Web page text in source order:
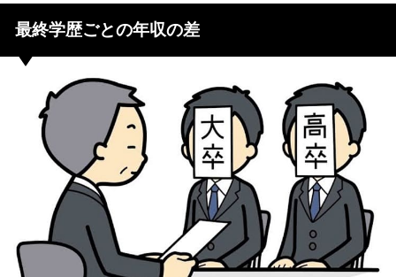
最終学歴ごとの年収の差